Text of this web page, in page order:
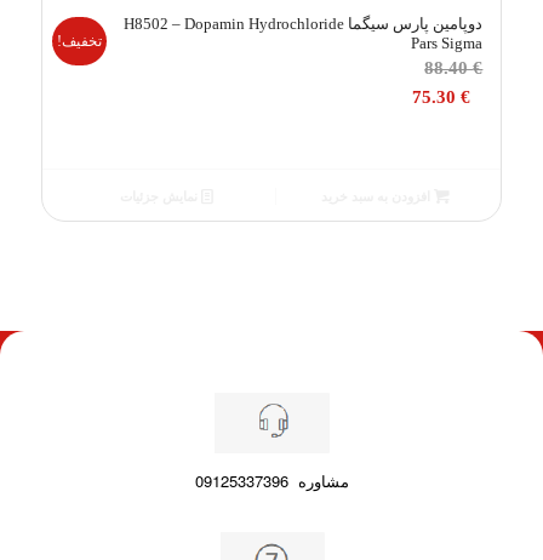
دوپامین پارس سیگما H8502 – Dopamin Hydrochloride
Pars Sigma
88.40€
قیمت
اصلی75.30€
75.30 €
تخفیف!
مشاوره09125337396